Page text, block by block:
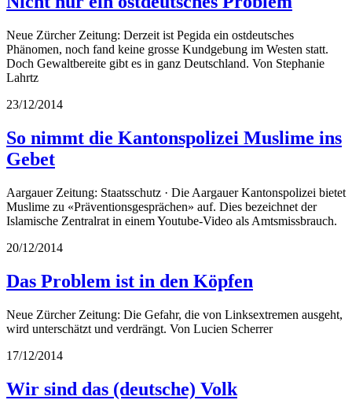
Neue Zürcher Zeitung: Derzeit ist Pegida ein ostdeutsches
Phänomen, noch fand keine grosse Kundgebung im Westen statt.
Doch Gewaltbereite gibt es in ganz Deutschland. Von Stephanie
Lahrtz
23/12/2014
So nimmt die Kantonspolizei Muslime ins
Gebet
Aargauer Zeitung: Staatsschutz · Die Aargauer Kantonspolizei bietet
Muslime zu «Präventionsgesprächen» auf. Dies bezeichnet der
Islamische Zentralrat in einem Youtube-Video als Amtsmissbrauch.
20/12/2014
Das Problem ist in den Köpfen
Neue Zürcher Zeitung: Die Gefahr, die von Linksextremen ausgeht,
wird unterschätzt und verdrängt. Von Lucien Scherrer
17/12/2014
Wir sind das (deutsche) Volk